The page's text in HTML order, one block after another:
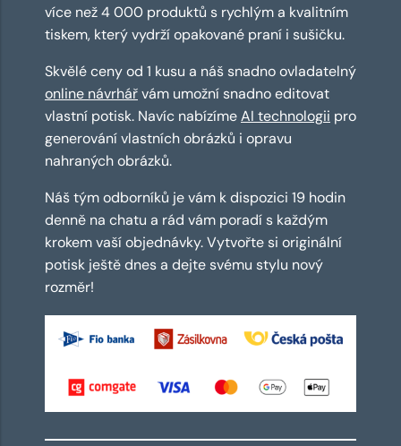
více než 4 000 produktů s rychlým a kvalitním
tiskem, který vydrží opakované praní i sušičku.
Skvělé ceny od 1 kusu a náš snadno ovladatelný
online návrhářvám umožní snadno editovat
vlastní potisk. Navíc nabízímeAI technologii pro
generování vlastních obrázků i opravu
nahraných obrázků.
Náš tým odborníků je vám k dispozici 19 hodin
denně na chatu a rád vám poradí s každým
krokem vaší objednávky. Vytvořte si originální
potisk ještě dnes a dejte svému stylu nový
rozměr!